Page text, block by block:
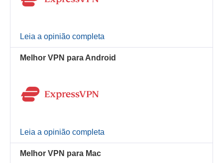
Leia a opinião completa
Melhor VPN para Android
Leia a opinião completa
Melhor VPN para Mac